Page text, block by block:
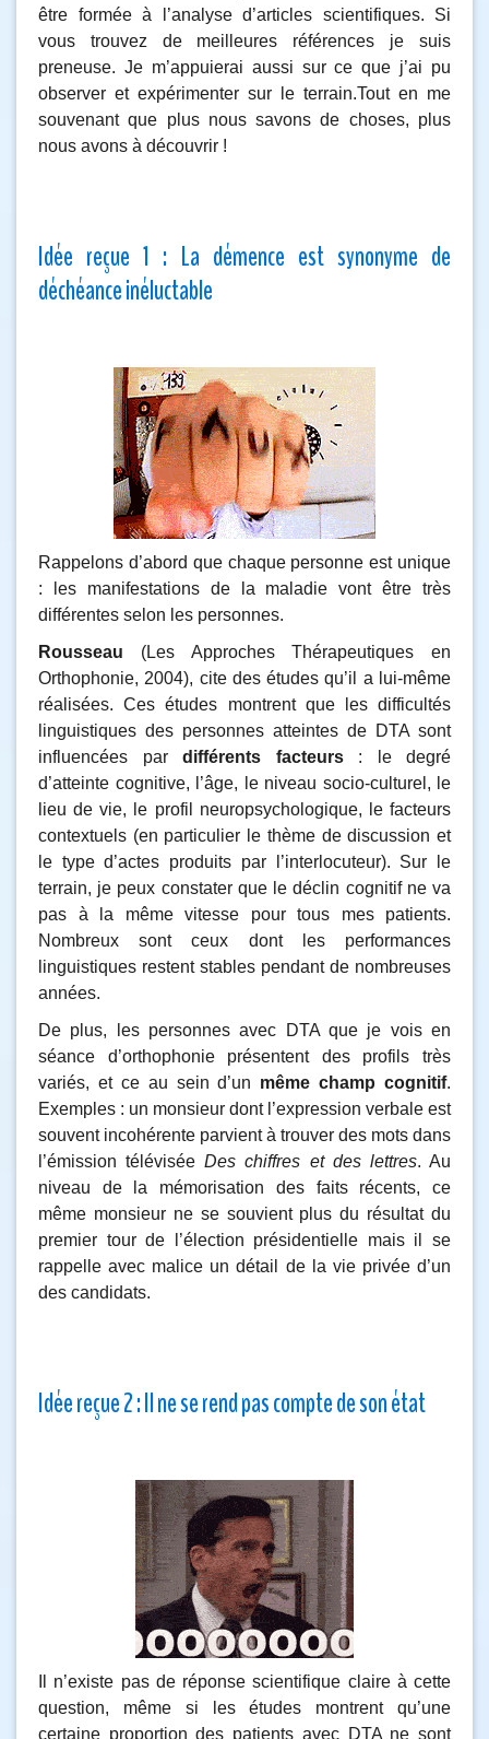
être formée à l’analyse d’articles scientifiques. Si
vous trouvez de meilleures références je suis
preneuse. Je m’appuierai aussi sur ce que j’ai pu
observer et expérimenter sur le terrain.Tout en me
souvenant que plus nous savons de choses, plus
nous avons à découvrir !
Idée reçue 1 : La démence est synonyme de
déchéance inéluctable
Rappelons d’abord que chaque personne est unique
: les manifestations de la maladie vont être très
différentes selon les personnes.
Rousseau (Les Approches Thérapeutiques en
Orthophonie, 2004), cite des études qu’il a lui-même
réalisées. Ces études montrent que les difficultés
linguistiques des personnes atteintes de DTA sont
influencées par différents facteurs: le degré
d’atteinte cognitive, l’âge, le niveau socio-culturel, le
lieu de vie, le profil neuropsychologique, le facteurs
contextuels (en particulier le thème de discussion et
le type d’actes produits par l’interlocuteur). Sur le
terrain, je peux constater que le déclin cognitif ne va
pas à la même vitesse pour tous mes patients.
Nombreux sont ceux dont les performances
linguistiques restent stables pendant de nombreuses
années.
De plus, les personnes avec DTA que je vois en
séance d’orthophonie présentent des profils très
variés, et ce au sein d’un même champ cognitif.
Exemples : un monsieur dont l’expression verbale est
souvent incohérente parvient à trouver des mots dans
l’émission téléviséeDes chiffres et des lettres. Au
niveau de la mémorisation des faits récents, ce
même monsieur ne se souvient plus du résultat du
premier tour de l’élection présidentielle mais il se
rappelle avec malice un détail de la vie privée d’un
des candidats.
Idée reçue 2 : Il ne se rend pas compte de son état
Il n’existe pas de réponse scientifique claire à cette
question, même si les études montrent qu’une
certaine proportion des patients avec DTA ne sont